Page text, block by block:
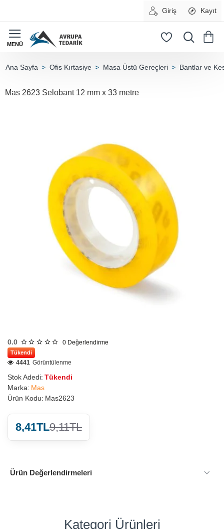
Giriş Kayıt
Ofis Kırtasiye Masa Üstü Gereçleri Bantlar ve
Mas 2623 Selobant 12 mm x 33 metre
0.0 0 Değerlendirme
Tükendi
Stok Adedi: Tükendi
Marka: Mas
Ürün Kodu: Mas2623
4441 Görüntülenme
8,41TL9,11TL
Ürün Değerlendirmeleri
Kategori Ürünleri